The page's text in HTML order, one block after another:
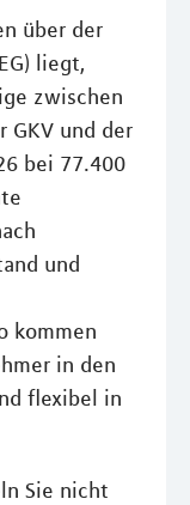
über der
liegt,
zwischen
GKV und der
bei 77.400
und
kommen
in den
flexibel in
Sie nicht